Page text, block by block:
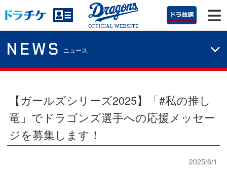
NEWS ニュース
【ガールズシリーズ2025】
「#私の推し
竜」でドラゴンズ選手への応援メッセー
ジを募集します！
2025/6/1